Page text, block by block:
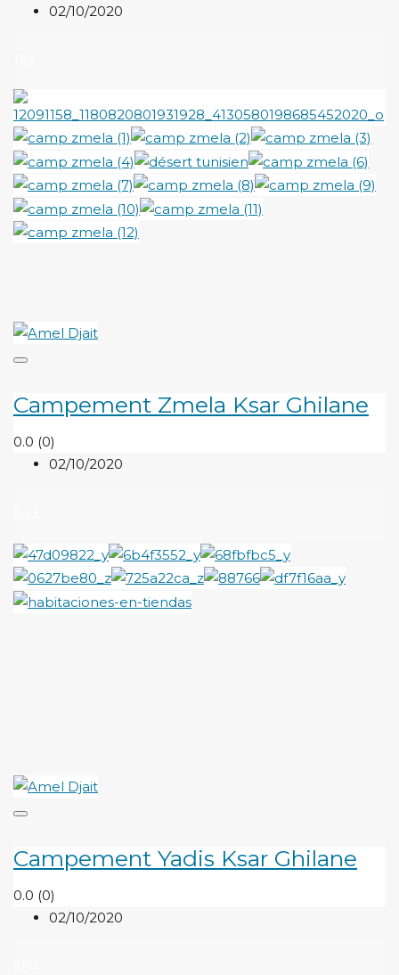
02/10/2020
Campement Zmela Ksar Ghilane
0.0 (0)
02/10/2020
Campement Yadis Ksar Ghilane
0.0 (0)
02/10/2020